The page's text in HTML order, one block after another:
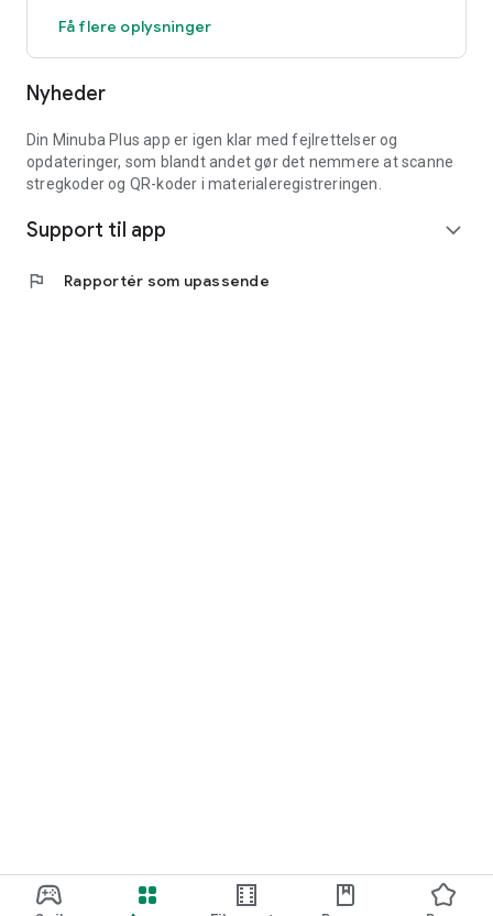
Få flere oplysninger
Nyheder
Din Minuba Plus app er igen klar med fejlrettelser og
opdateringer, som blandt andet gør det nemmere at scanne
stregkoder og QR-koder i materialeregistreringen.
Support til app expand_more
flag Rapportér som upassende